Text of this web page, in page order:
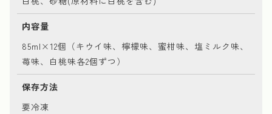
内容量
85ml×12個（キウイ味、檸檬味、蜜柑味、塩ミルク味、
苺味、白桃味各2個ずつ）
保存方法
要冷凍